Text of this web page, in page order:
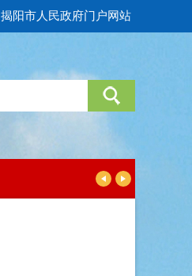
揭阳市人民政府门户网站